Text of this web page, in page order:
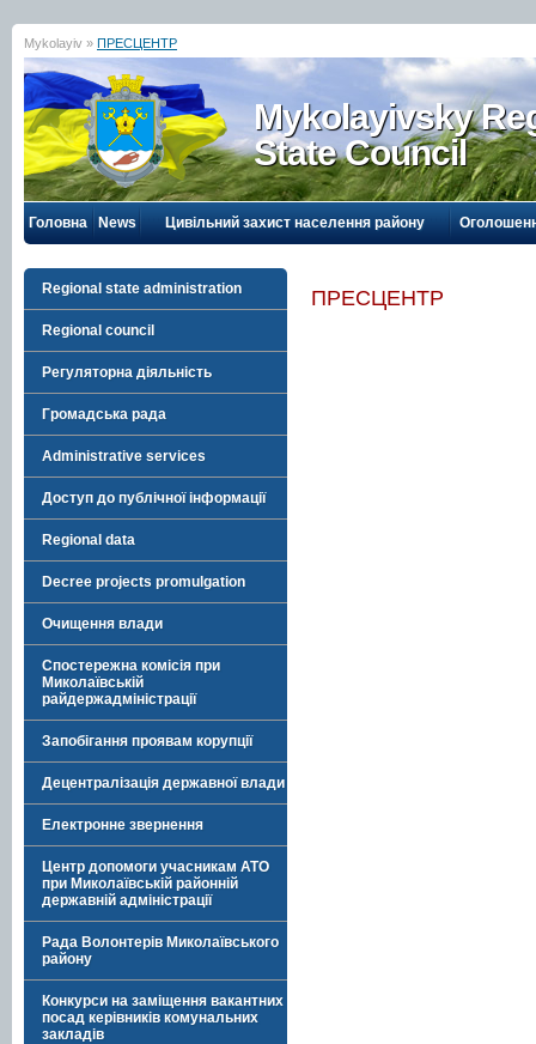
Mykolayiv » ПРЕСЦЕНТР
Mykolayivsky
State Council
Головна News Цивільний захист населення району
Regional state administration
Regional council
Регуляторна діяльність
Громадська рада
Administrative services
Доступ до публічної інформації
Regional data
Decree projects promulgation
Очищення влади
Спостережна комісія при
Миколаївській
райдержадміністрації
Запобігання проявам корупції
Децентралізація державної влади
Електронне звернення
Центр допомоги учасникам АТО
при Миколаївській районній
державній адміністрації
Рада Волонтерів Миколаївського
району
Конкурси на заміщення вакантних
посад керівників комунальних
закладів
ПРЕСЦЕНТР